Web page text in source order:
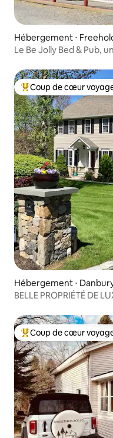
Hébergement ⋅
Le Be Jolly Bed & Pub,
Coups de cœur
Coup de cœur
Hébergement ⋅
BELLE PROPRIÉTÉ DE
Coups de cœur
Coup de cœur